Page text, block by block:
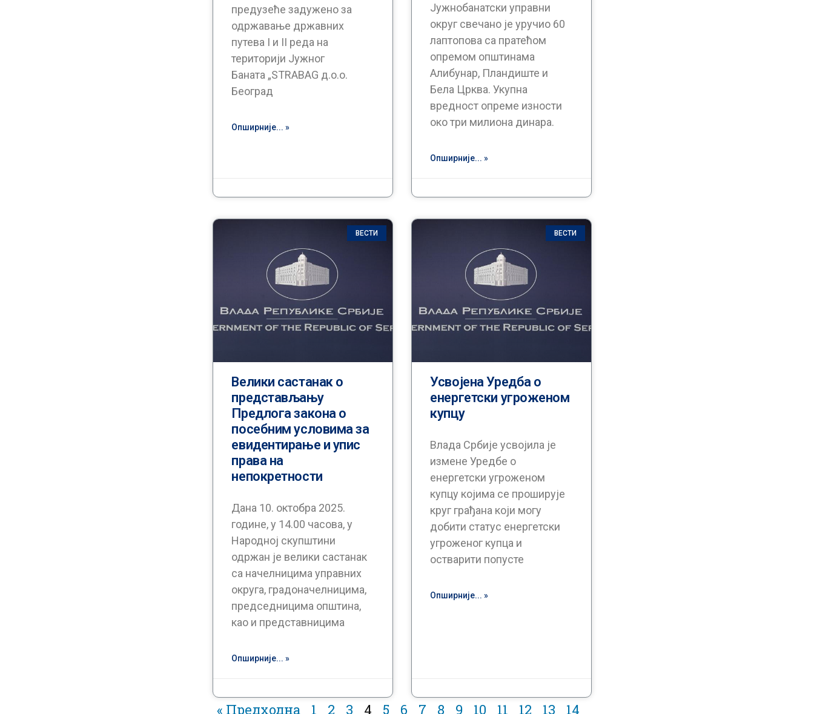
предузеће задужено за
одржавање државних
путева I и II реда на
територији Јужног
Баната „STRABAG д.о.о.
Београд
Опширније... »
Јужнобанатски управни
округ свечано је уручио 60
лаптопова са пратећом
опремом општинама
Алибунар, Пландиште и
Бела Црква. Укупна
вредност опреме изности
око три милиона динара.
Опширније... »
ВЕСТИ
Велики састанак о
представљању
Предлога закона о
посебним условима за
евидентирање и упис
права на
непокретности
Дана 10. октобра 2025.
године, у 14.00 часова, у
Народној скупштини
одржан је велики састанак
са начелницима управних
округа, градоначелницима,
председницима општина,
као и представницима
Опширније... »
ВЕСТИ
Усвојена Уредба о
енергетски угроженом
купцу
Влада Србије усвојила је
измене Уредбе о
енергетски угроженом
купцу којима се проширује
круг грађана који могу
добити статус енергетски
угроженог купца и
остварити попусте
Опширније... »
« Предходна 1 2 3 4 5 6 7 8 9 10 11 12 13 14